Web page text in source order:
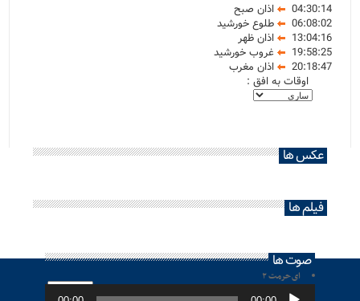
04:30:14
اذان صبح
06:08:02
طلوع خورشید
13:04:16
اذان ظهر
19:58:25
غروب خورشید
20:18:47
اذان مغرب
اوقات به افق :
عکس ها
فیلم ها
صوت ها
ای حرمت ۲
پخش‌کننده
صوت